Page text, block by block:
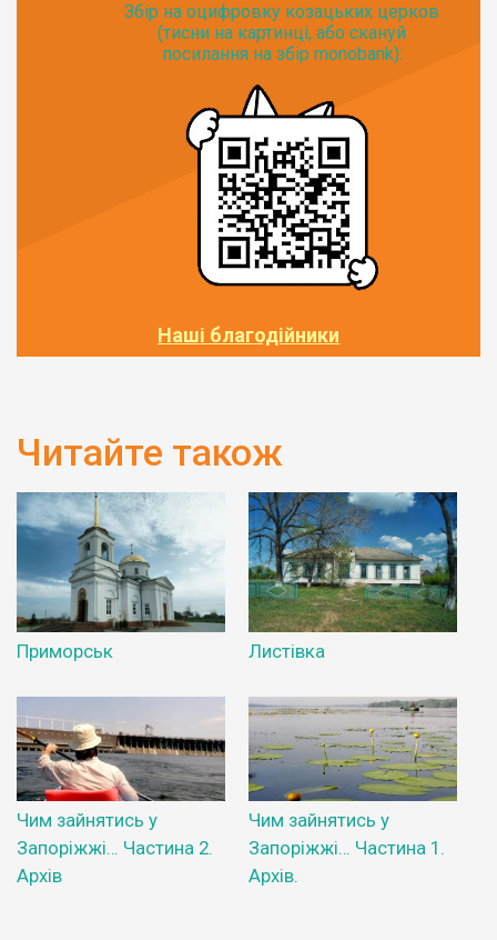
Збір на оцифровку козацьких церков
(тисни на картинці, або скануй
посилання на збір monobank):
Наші благодійники
Читайте також
Приморськ Листівка
Чим зайнятись у
Запоріжжі… Частина 2.
Архів
Чим зайнятись у
Запоріжжі… Частина 1.
Архів.